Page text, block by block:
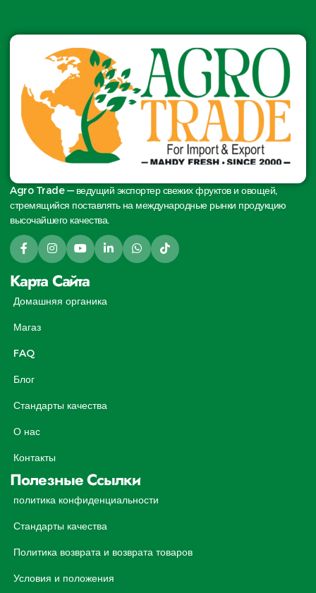
Agro Trade — ведущий экспортер свежих фруктов и овощей,
стремящийся поставлять на международные рынки продукцию
высочайшего качества.
Карта Сайта
Домашняя органика
Магаз
FAQ
Блог
Стандарты качества
О нас
Контакты
Полезные Ссылки
политика конфиденциальности
Стандарты качества
Политика возврата и возврата товаров
Условия и положения